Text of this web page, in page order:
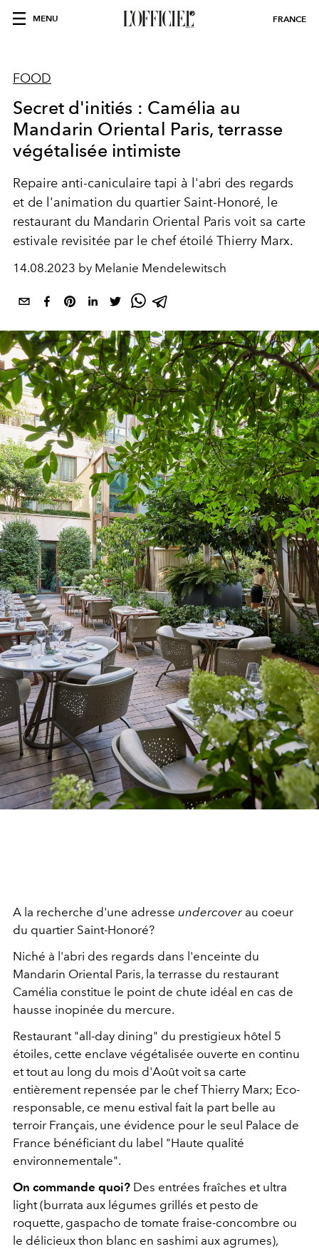
MENU FRANCE
FOOD
Secret d'initiés : Camélia au
Mandarin Oriental Paris, terrasse
végétalisée intimiste
Repaire anti-caniculaire tapi à l'abri des regards
et de l'animation du quartier Saint-Honoré, le
restaurant du Mandarin Oriental Paris voit sa carte
estivale revisitée par le chef étoilé Thierry Marx.
14.08.2023 by Melanie Mendelewitsch
A la recherche d'une adresse undercover au coeur
du quartier Saint-Honoré?
Niché à l'abri des regards dans l'enceinte du
Mandarin Oriental Paris, la terrasse du restaurant
Camélia constitue le point de chute idéal en cas de
hausse inopinée du mercure.
Restaurant "all-day dining" du prestigieux hôtel 5
étoiles, cette enclave végétalisée ouverte en continu
et tout au long du mois d'Août voit sa carte
entièrement repensée par le chef Thierry Marx; Eco-
responsable, ce menu estival fait la part belle au
terroir Français, une évidence pour le seul Palace de
France bénéficiant du label "Haute qualité
environnementale".
On commande quoi? Des entrées fraîches et ultra
light (burrata aux légumes grillés et pesto de
roquette, gaspacho de tomate fraise-concombre ou
le délicieux thon blanc en sashimi aux agrumes),